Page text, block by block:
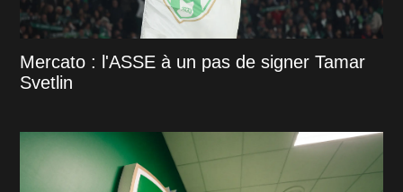
Mercato : l'ASSE à un pas de signer Tamar
Svetlin